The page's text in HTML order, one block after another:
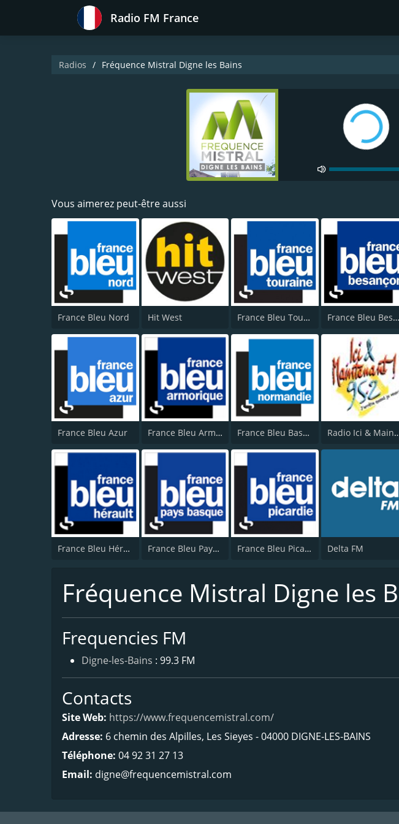
Radio FM France
Radios Fréquence Mistral Digne les Bains
Vous aimerez peut-être aussi
France Bleu Nord Hit West France Bleu Touraine France Bleu Besançon
France Bleu Azur France Bleu Armorique France Bleu Basse-Normandie Radio Ici &
France Bleu Hérault France Bleu Pays Basque France Bleu Picardie Delta FM
Fréquence Mistral Digne les
Frequencies FM
Digne-les-Bains : 99.3 FM
Contacts
Site Web: https://www.frequencemistral.com/
Adresse: 6 chemin des Alpilles, Les Sieyes - 04000 DIGNE-LES-BAINS
Téléphone: 04 92 31 27 13
Email: digne@frequencemistral.com